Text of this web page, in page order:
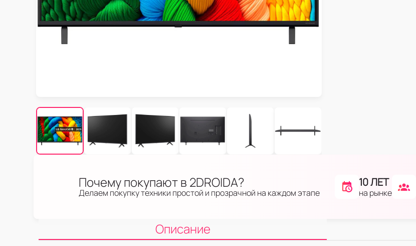
Почему покупают в 2DROIDA?
Делаем покупку техники простой и прозрачной на каждом этапе
10 ЛЕТ
на рынке
Описание